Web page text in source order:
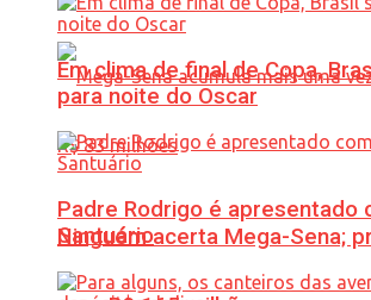
Ninguém acerta Mega-Sena;
Em clima de final de Copa,
para noite do Oscar
Padre Rodrigo é apresentado
Santuário